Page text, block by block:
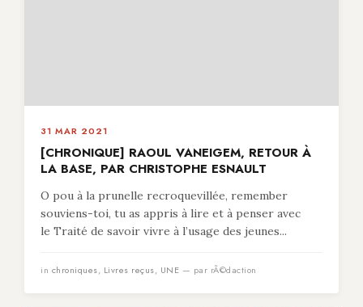
31 MAR 2021
[CHRONIQUE] RAOUL VANEIGEM, RETOUR À
LA BASE, PAR CHRISTOPHE ESNAULT
O pou à la prunelle recroquevillée, remember
souviens-toi, tu as appris à lire et à penser avec
le Traité de savoir vivre à l’usage des jeunes...
in chroniques, Livres reçus, UNE — par rÃ©daction